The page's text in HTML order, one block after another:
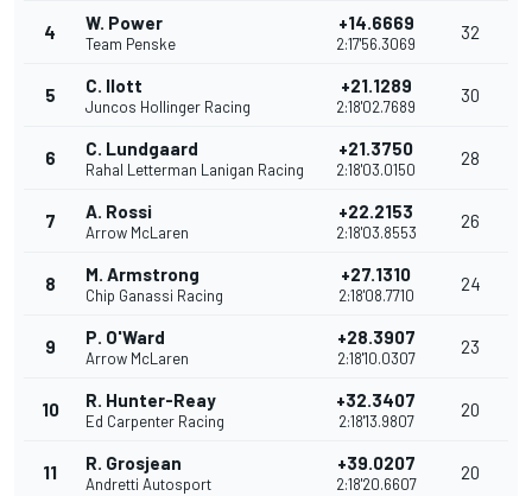
4 W. Power
Team Penske
+14.6669
2:17'56.3069
32
5 C. Ilott
Juncos Hollinger Racing
+21.1289
2:18'02.7689
30
6 C. Lundgaard
Rahal Letterman Lanigan Racing
+21.3750
2:18'03.0150
28
7 A. Rossi
Arrow McLaren
+22.2153
2:18'03.8553
26
8 M. Armstrong
Chip Ganassi Racing
+27.1310
2:18'08.7710
24
9 P. O'Ward
Arrow McLaren
+28.3907
2:18'10.0307
23
10 R. Hunter-Reay
Ed Carpenter Racing
+32.3407
2:18'13.9807
20
11 R. Grosjean
Andretti Autosport
+39.0207
2:18'20.6607
20